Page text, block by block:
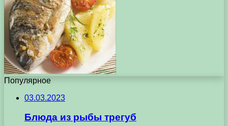
Популярное
03.03.2023
Блюда из рыбы трегуб